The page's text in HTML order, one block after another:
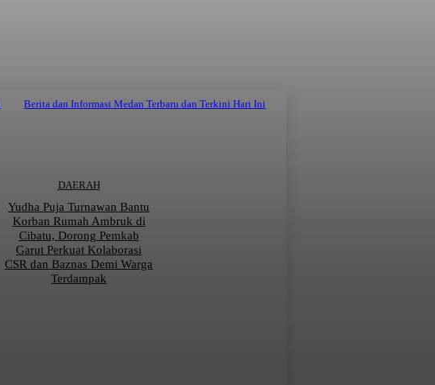
Berita dan Informasi Medan Terbaru dan Terkini Hari Ini
DAERAH
Yudha Puja Turnawan Bantu
Korban Rumah Ambruk di
Cibatu, Dorong Pemkab
Garut Perkuat Kolaborasi
CSR dan Baznas Demi Warga
Terdampak